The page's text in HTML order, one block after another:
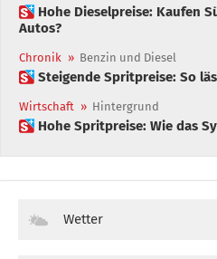
 Hohe Dieselpreise: Kaufen Südtiroler jetzt mehr E-
Autos?
Chronik » Benzin und Diesel
 Steigende Spritpreise: So
Wirtschaft » Hintergrund
 Hohe Spritpreise: Wie das
Wetter